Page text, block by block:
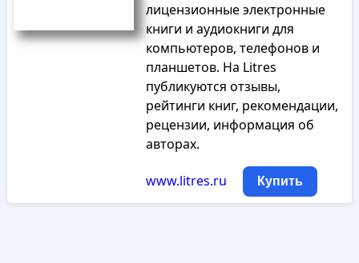
лицензионные электронные
книги и аудиокниги для
компьютеров, телефонов и
планшетов. На Litres
публикуются отзывы,
рейтинги книг, рекомендации,
рецензии, информация об
авторах.
www.litres.ru Купить